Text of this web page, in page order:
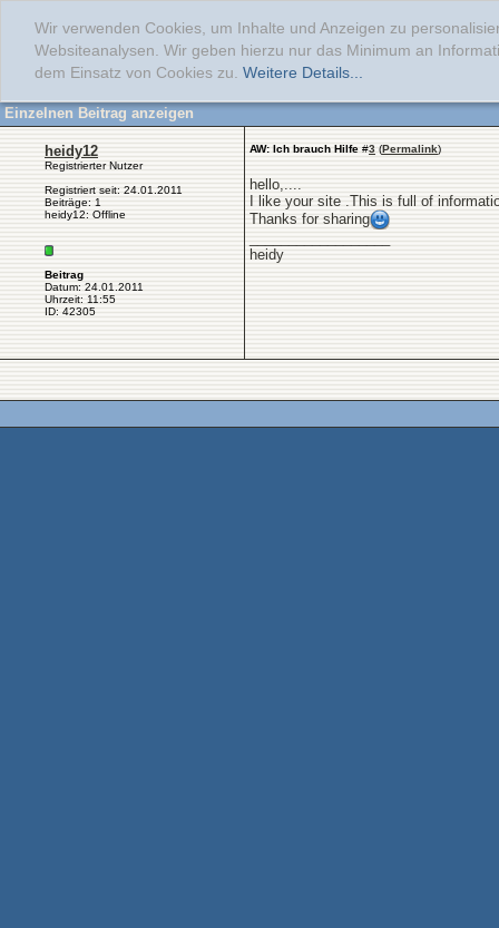
Wir verwenden Cookies, um Inhalte und Anzeigen zu
Websiteanalysen. Wir geben hierzu nur das Minimum an
dem Einsatz von Cookies zu. Weitere Details...
Einzelnen Beitrag anzeigen
heidy12
Registrierter Nutzer
Registriert seit: 24.01.2011
Beiträge: 1
heidy12: Offline
Beitrag
Datum: 24.01.2011
Uhrzeit: 11:55
ID: 42305
AW: Ich brauch Hilfe #3 (Permalink)
hello,....
I like your site .This is full of
Thanks for sharing
heidy